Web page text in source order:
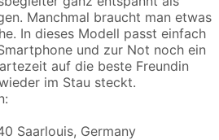
Manchmal braucht man etwas
In dieses Modell passt einfach
und zur Not noch ein
auf die beste Freundin
im Stau steckt.
Saarlouis, Germany